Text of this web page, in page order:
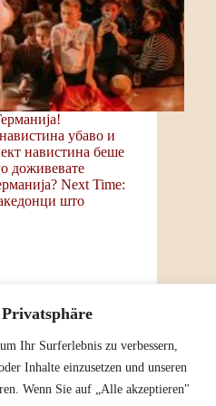
Ihr Surferlebnis zu verbessern,
Inhalte einzusetzen und unseren
Wenn Sie auf „Alle akzeptieren"
убаво и
навистина беше
доживевате
Next Time:
што